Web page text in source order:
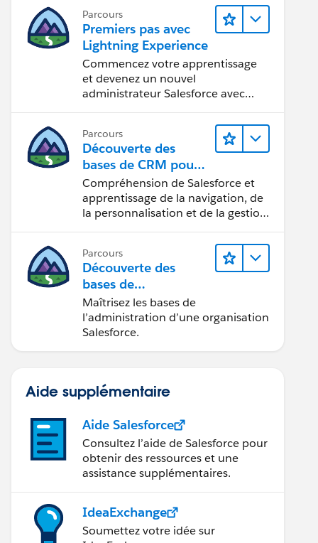
=> {
Parcours
Premiers pas avec
Lightning Experience
Commencez votre apprentissage
et devenez un nouvel
administrateur Salesforce avec
Parcours
Découverte des
bases de CRM pour
Lightning Experience
Compréhension de Salesforce et
apprentissage de la navigation, de
la personnalisation et de la gestion
Parcours
Découverte des
bases de
l’administration dans
Lightning Experience
Maîtrisez les bases de
l’administration d’une organisation
Salesforce.
Aide supplémentaire
Aide Salesforce
Consultez l’aide de Salesforce pour
obtenir des ressources et une
assistance supplémentaires.
IdeaExchange
Soumettez votre idée sur